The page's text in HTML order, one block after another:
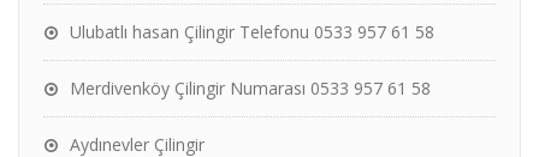
Ulubatlı hasan Çilingir Telefonu 0533 957 61 58
Merdivenköy Çilingir Numarası 0533 957 61 58
Aydınevler Çilingir